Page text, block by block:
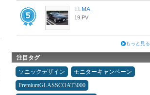
ELMA
19 PV
もっと見る
注目タグ
ソニックデザイン
モニターキャンペーン
PremiumGLASSCOAT3000